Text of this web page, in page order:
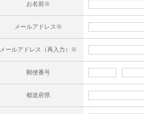
お名前※
メールアドレス※
メールアドレス（再入力）※
郵便番号
都道府県